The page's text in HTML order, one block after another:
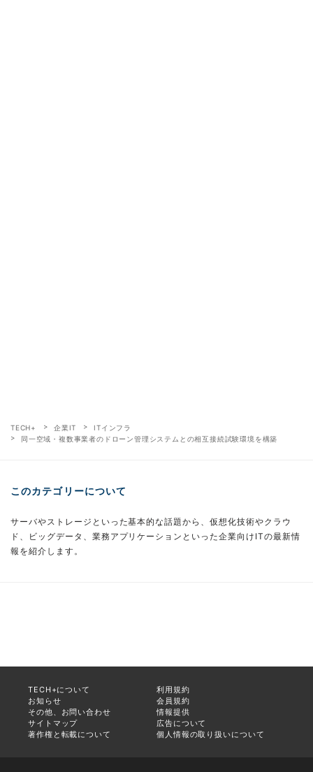
TECH+ 企業IT
ITインフラ
同一空域・複数事業者のドローン管理システムとの相互接続試験環境を構築
このカテゴリーについて
サーバやストレージといった基本的な話題から、仮想化技術やクラウ
ド、ビッグデータ、業務アプリケーションといった企業向けITの最新情
報を紹介します。
TECH+について
利用規約
お知らせ
会員規約
その他、お問い合わせ
情報提供
サイトマップ
広告について
著作権と転載について
個人情報の取り扱いについて